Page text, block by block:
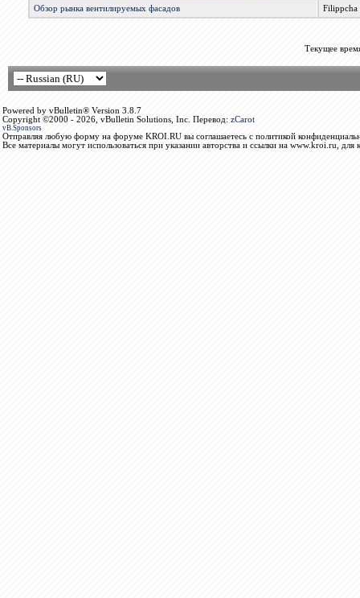
Обзор рынка вентилируемых фасадов Filippcha
Текущее
Powered by vBulletin® Version 3.8.7
Copyright ©2000 - 2026, vBulletin Solutions, Inc. Перевод: zCarot
vB.Sponsors
Отправляя любую форму на форуме KROI.RU вы соглашаетесь с политикой
Все материалы могут использоваться при указании авторства и ссылки на www.kroi.ru, для